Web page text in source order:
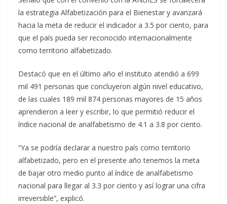
la estrategia Alfabetización para el Bienestar y avanzará
hacia la meta de reducir el indicador a 3.5 por ciento, para
que el país pueda ser reconocido internacionalmente
como territorio alfabetizado.
Destacó que en el último año el instituto atendió a 699
mil 491 personas que concluyeron algún nivel educativo,
de las cuales 189 mil 874 personas mayores de 15 años
aprendieron a leer y escribir, lo que permitió reducir el
índice nacional de analfabetismo de 4.1 a 3.8 por ciento.
“Ya se podría declarar a nuestro país como territorio
alfabetizado, pero en el presente año tenemos la meta
de bajar otro medio punto al índice de analfabetismo
nacional para llegar al 3.3 por ciento y así lograr una cifra
irreversible”, explicó.